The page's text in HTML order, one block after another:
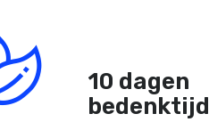
10 dagen
bedenktijd!